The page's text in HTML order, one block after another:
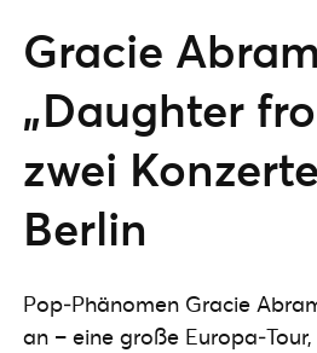
Gracie
„Daughter
zwei
Berlin
Pop‑Phänomen Gracie
an – eine große